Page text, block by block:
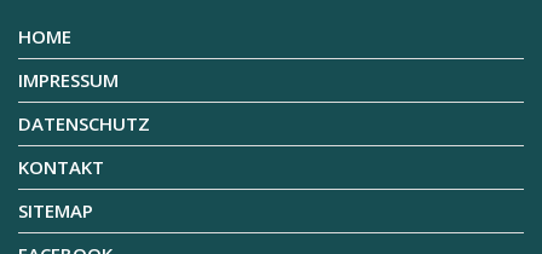
HOME
IMPRESSUM
DATENSCHUTZ
KONTAKT
SITEMAP